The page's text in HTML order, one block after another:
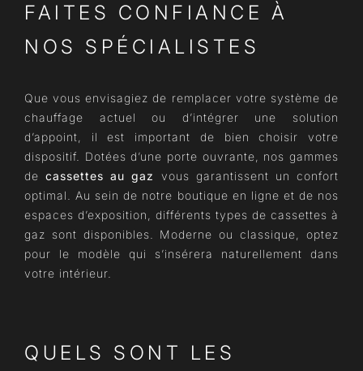
FAITES CONFIANCE À
NOS SPÉCIALISTES
Que vous envisagiez de remplacer votre système de
chauffage actuel ou d’intégrer une solution
d’appoint, il est important de bien choisir votre
dispositif. Dotées d’une porte ouvrante, nos gammes
decassettes au gaz
vous garantissent un confort
optimal. Au sein de notre boutique en ligne et de nos
espaces d’exposition, différents types de cassettes à
gaz sont disponibles. Moderne ou classique, optez
pour le modèle qui s’insérera naturellement dans
votre intérieur.
QUELS SONT LES